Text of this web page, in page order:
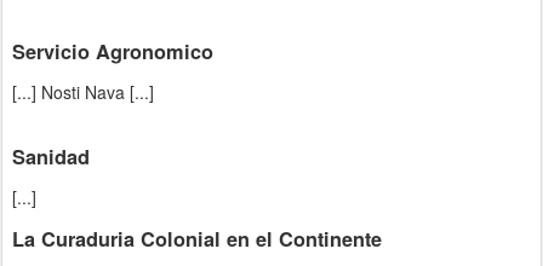
Servicio Agronomico
[...] Nosti Nava [...]
Sanidad
[...]
La Curaduria Colonial en el Continente